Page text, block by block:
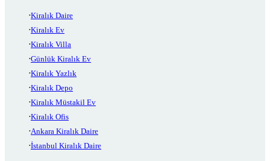
Kiralık Daire
Kiralık Ev
Kiralık Villa
Günlük Kiralık Ev
Kiralık Yazlık
Kiralık Depo
Kiralık Müstakil Ev
Kiralık Ofis
Ankara Kiralık Daire
İstanbul Kiralık Daire